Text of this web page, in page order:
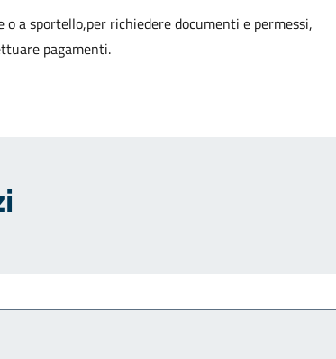
a sportello,per richiedere documenti e permessi,
pagamenti.